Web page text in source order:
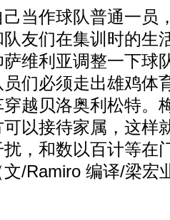
作球队普通一员
友们在集训时的生
维利亚调整一下球
们必须走出雄鸡体
越贝洛奥利松特。
以接待家属，这样
，和数以百计等在
/Ramiro 编译/梁宏